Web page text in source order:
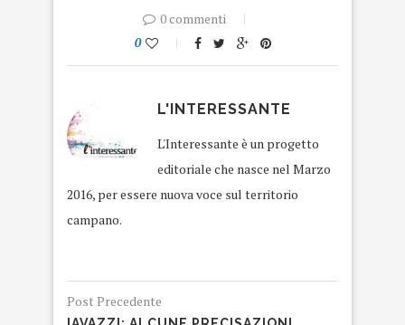
0 commenti
0
L'INTERESSANTE
L'Interessante è un progetto
editoriale che nasce nel Marzo
2016, per essere nuova voce sul territorio
campano.
Post Precedente